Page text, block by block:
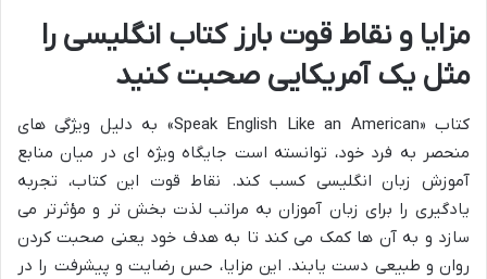
مزایا و نقاط قوت بارز کتاب انگلیسی را
مثل یک آمریکایی صحبت کنید
کتاب «Speak English Like an American» به دلیل ویژگی های
منحصر به فرد خود، توانسته است جایگاه ویژه ای در میان منابع
آموزش زبان انگلیسی کسب کند. نقاط قوت این کتاب، تجربه
یادگیری را برای زبان آموزان به مراتب لذت بخش تر و مؤثرتر می
سازد و به آن ها کمک می کند تا به هدف خود یعنی صحبت کردن
روان و طبیعی دست یابند. این مزایا، حس رضایت و پیشرفت را در